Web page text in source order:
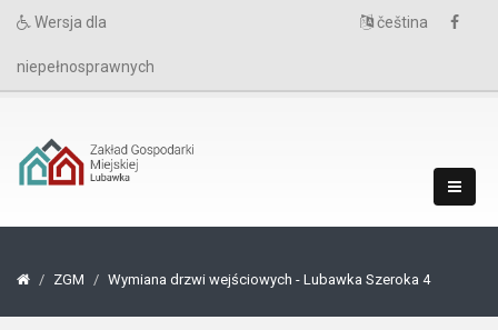
Wersja dla
niepełnosprawnych
čeština
ZGM Wymiana drzwi wejściowych - Lubawka Szeroka 4